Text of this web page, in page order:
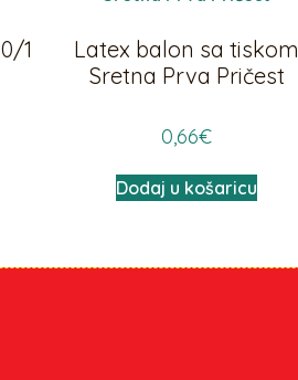
1
Latex balon sa tiskom
Sretna Prva Pričest
0,66€
Dodaj u košaricu